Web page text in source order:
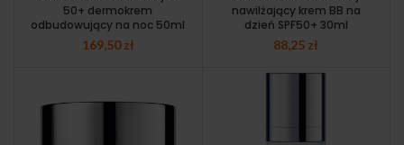
50+ dermokrem
odbudowujący na noc 50ml
169,50zł
nawilżający krem BB na
dzień SPF50+ 30ml
88,25 zł